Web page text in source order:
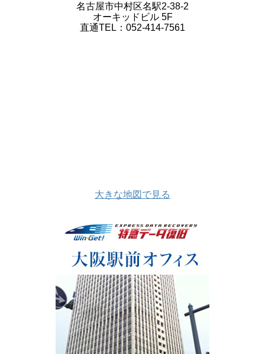
名古屋市中村区名駅2-38-2
オーキッドビル 5F
直通TEL：052-414-7561
大きな地図で見る